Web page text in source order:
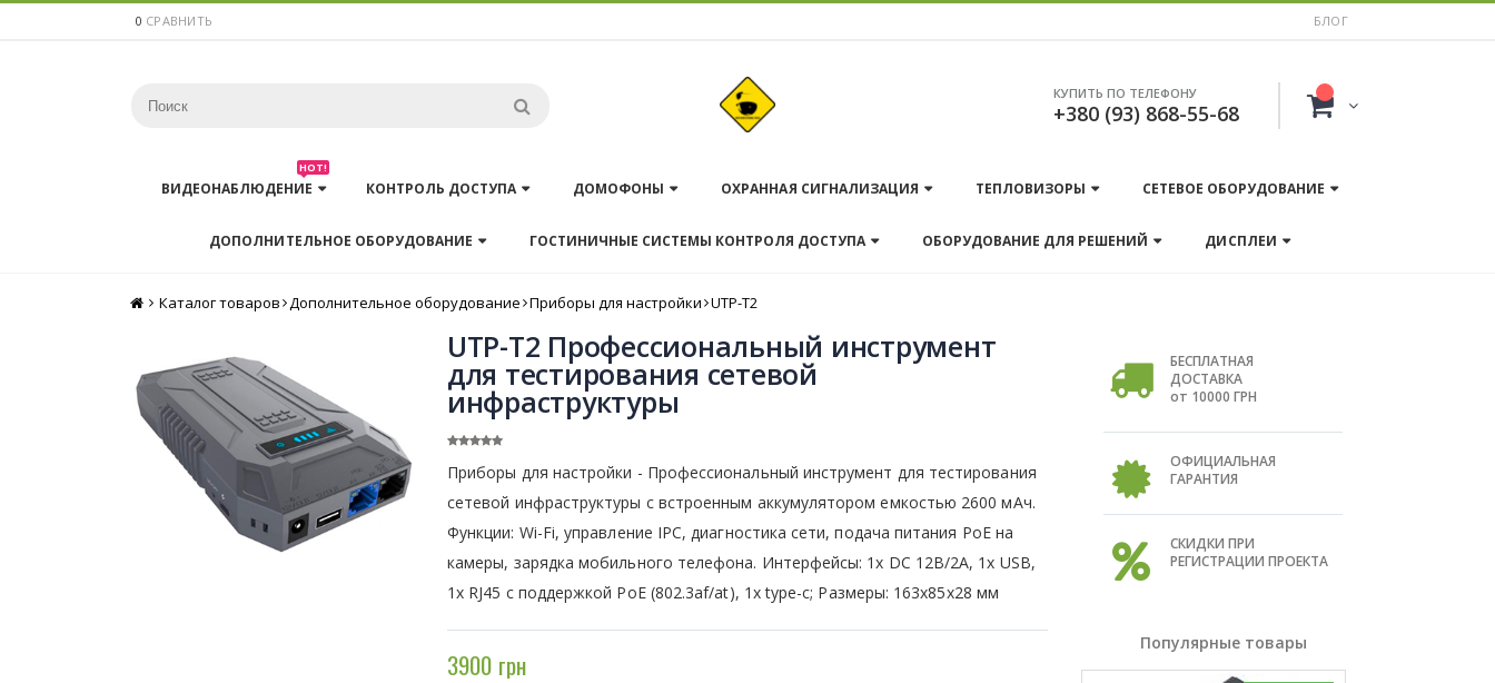
0 СРАВНИТЬ БЛОГ
КУПИТЬ ПО ТЕЛЕФОНУ
+380 (93) 868-55-68
ВИДЕОНАБЛЮДЕНИЕ
HOT!
КОНТРОЛЬ ДОСТУПА ДОМОФОНЫ ОХРАННАЯ СИГНАЛИЗАЦИЯ ТЕПЛОВИЗОРЫ СЕТЕВОЕ ОБОРУДОВАНИЕ
ДОПОЛНИТЕЛЬНОЕ ОБОРУДОВАНИЕ ГОСТИНИЧНЫЕ СИСТЕМЫ КОНТРОЛЯ ДОСТУПА ОБОРУДОВАНИЕ ДЛЯ РЕШЕНИЙ ДИСПЛЕИ
Главная
Каталог товаров Дополнительное оборудование Приборы для настройки UTP-T2
UTP-T2 Профессиональный инструмент
для тестирования сетевой
инфраструктуры
Приборы для настройки - Профессиональный инструмент для тестирования
сетевой инфраструктуры с встроенным аккумулятором емкостью 2600 мАч.
Функции: Wi-Fi, управление IPC, диагностика сети, подача питания PoE на
камеры, зарядка мобильного телефона. Интерфейсы: 1х DC 12В/2A, 1x USB,
1х RJ45 с поддержкой PoE (802.3af/at), 1x type-c; Размеры: 163х85х28 мм
3900 грн
БЕСПЛАТНАЯ
ДОСТАВКА
от 10000 ГРН
ОФИЦИАЛЬНАЯ
ГАРАНТИЯ
СКИДКИ ПРИ
РЕГИСТРАЦИИ ПРОЕКТА
Популярные товары